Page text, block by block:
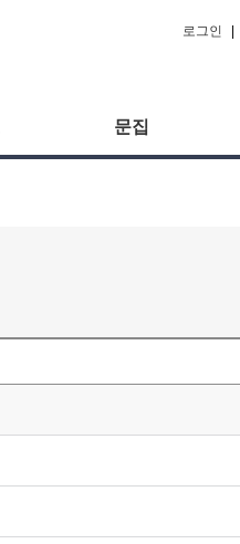
로그인
문집